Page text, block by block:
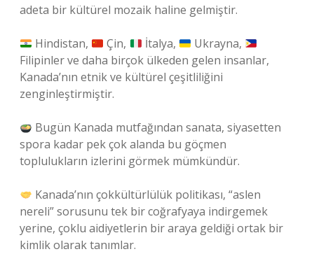
adeta bir kültürel mozaik haline gelmiştir.
Hindistan, Çin, İtalya,
Ukrayna,
Filipinler ve daha birçok ülkeden gelen insanlar,
Kanada’nın etnik ve kültürel çeşitliliğini
zenginleştirmiştir.
Bugün Kanada mutfağından sanata, siyasetten
spora kadar pek çok alanda bu göçmen
toplulukların izlerini görmek mümkündür.
Kanada’nın çokkültürlülük politikası, “aslen
nereli” sorusunu tek bir coğrafyaya indirgemek
yerine, çoklu aidiyetlerin bir araya geldiği ortak bir
kimlik olarak tanımlar.